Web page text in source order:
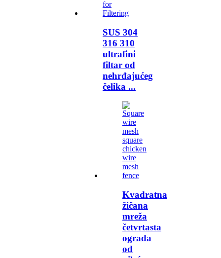
SUS 304
316 310
ultrafini
filtar od
nehrđajućeg
čelika ...
Kvadratna
žičana
mreža
četvrtasta
ograda
od